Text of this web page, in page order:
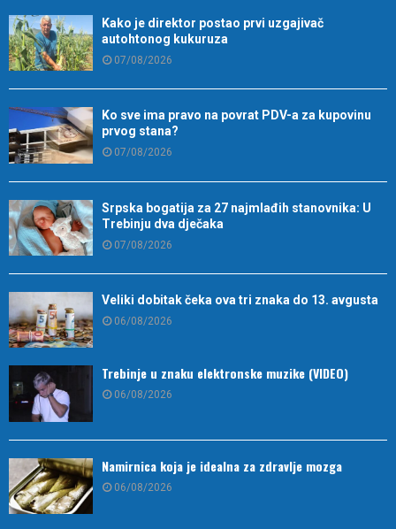
Kako je direktor postao prvi uzgajivač
autohtonog kukuruza
07/08/2026
Ko sve ima pravo na povrat PDV-a za kupovinu
prvog stana?
07/08/2026
Srpska bogatija za 27 najmlađih stanovnika: U
Trebinju dva dječaka
07/08/2026
Veliki dobitak čeka ova tri znaka do 13. avgusta
06/08/2026
Trebinje u znaku elektronske muzike (VIDEO)
06/08/2026
Namirnica koja je idealna za zdravlje mozga
06/08/2026